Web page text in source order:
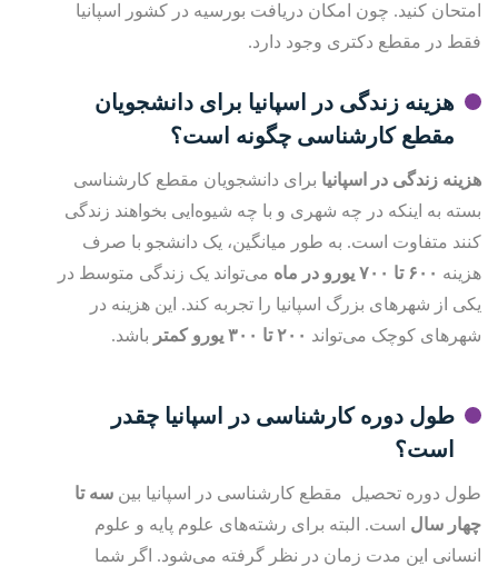
امتحان کنید. چون امکان دریافت بورسیه در کشور اسپانیا
فقط در مقطع دکتری وجود دارد.
هزینه زندگی در اسپانیا برای دانشجویان
مقطع کارشناسی چگونه است؟
هزینه زندگی در اسپانیا برای دانشجویان مقطع کارشناسی
بسته به اینکه در چه شهری و با چه شیوه‌ایی بخواهند زندگی
کنند متفاوت است. به طور میانگین، یک دانشجو با صرف
هزینه ۶۰۰ تا ۷۰۰ یورو در ماه
می‌تواند یک زندگی متوسط در
یکی از شهرهای بزرگ اسپانیا را تجربه کند. این هزینه در
شهرهای کوچک می‌تواند ۲۰۰ تا ۳۰۰ یورو کمتر باشد.
طول دوره کارشناسی در اسپانیا چقدر
است؟
طول دوره تحصیل مقطع کارشناسی در اسپانیا بین سه تا
چهار سال است. البته برای رشته‌های علوم پایه و علوم
انسانی این مدت زمان در نظر گرفته می‌شود. اگر شما